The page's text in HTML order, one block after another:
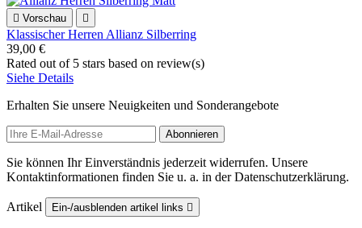
 Vorschau 
Klassischer Herren Allianz Silberring
39,00 €
Rated out of 5 stars based on review(s)
Siehe Details
Erhalten Sie unsere Neuigkeiten und Sonderangebote
Sie können Ihr Einverständnis jederzeit widerrufen. Unsere
Kontaktinformationen finden Sie u. a. in der Datenschutzerklärung.
Artikel Ein-/ausblenden artikel links 